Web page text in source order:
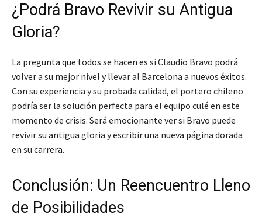
¿Podrá Bravo Revivir su Antigua
Gloria?
La pregunta que todos se hacen es si Claudio Bravo podrá
volver a su mejor nivel y llevar al Barcelona a nuevos éxitos.
Con su experiencia y su probada calidad, el portero chileno
podría ser la solución perfecta para el equipo culé en este
momento de crisis. Será emocionante ver si Bravo puede
revivir su antigua gloria y escribir una nueva página dorada
en su carrera.
Conclusión: Un Reencuentro Lleno
de Posibilidades